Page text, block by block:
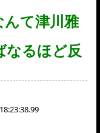
て津川雅
なるほど反